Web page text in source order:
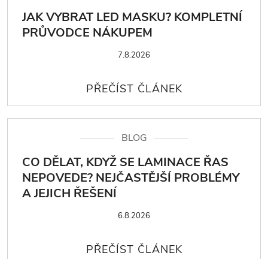
JAK VYBRAT LED MASKU? KOMPLETNÍ
PRŮVODCE NÁKUPEM
7.8.2026
BLOG
CO DĚLAT, KDYŽ SE LAMINACE ŘAS
NEPOVEDE? NEJČASTĚJŠÍ PROBLÉMY
A JEJICH ŘEŠENÍ
6.8.2026